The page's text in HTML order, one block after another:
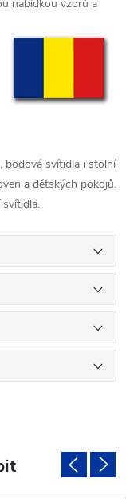
nabídkou vzorů a
bodová svítidla i stolní
a dětských pokojů.